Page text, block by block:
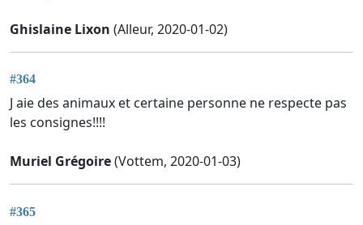
Ghislaine Lixon (Alleur, 2020-01-02)
#364
J aie des animaux et certaine personne ne respecte pas
les consignes!!!!
Muriel Grégoire(Vottem, 2020-01-03)
#365